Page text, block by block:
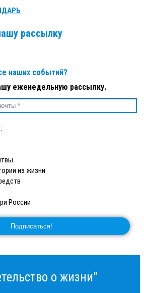
рассылку
наших событий?
еженедельную рассылку.
из жизни
России
о жизни"